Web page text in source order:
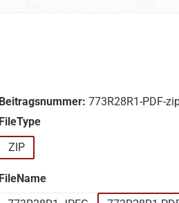
Beitragsnummer: 773R28R1-PDF-
FileTypeauswählen
ZIP
FileNameauswählen